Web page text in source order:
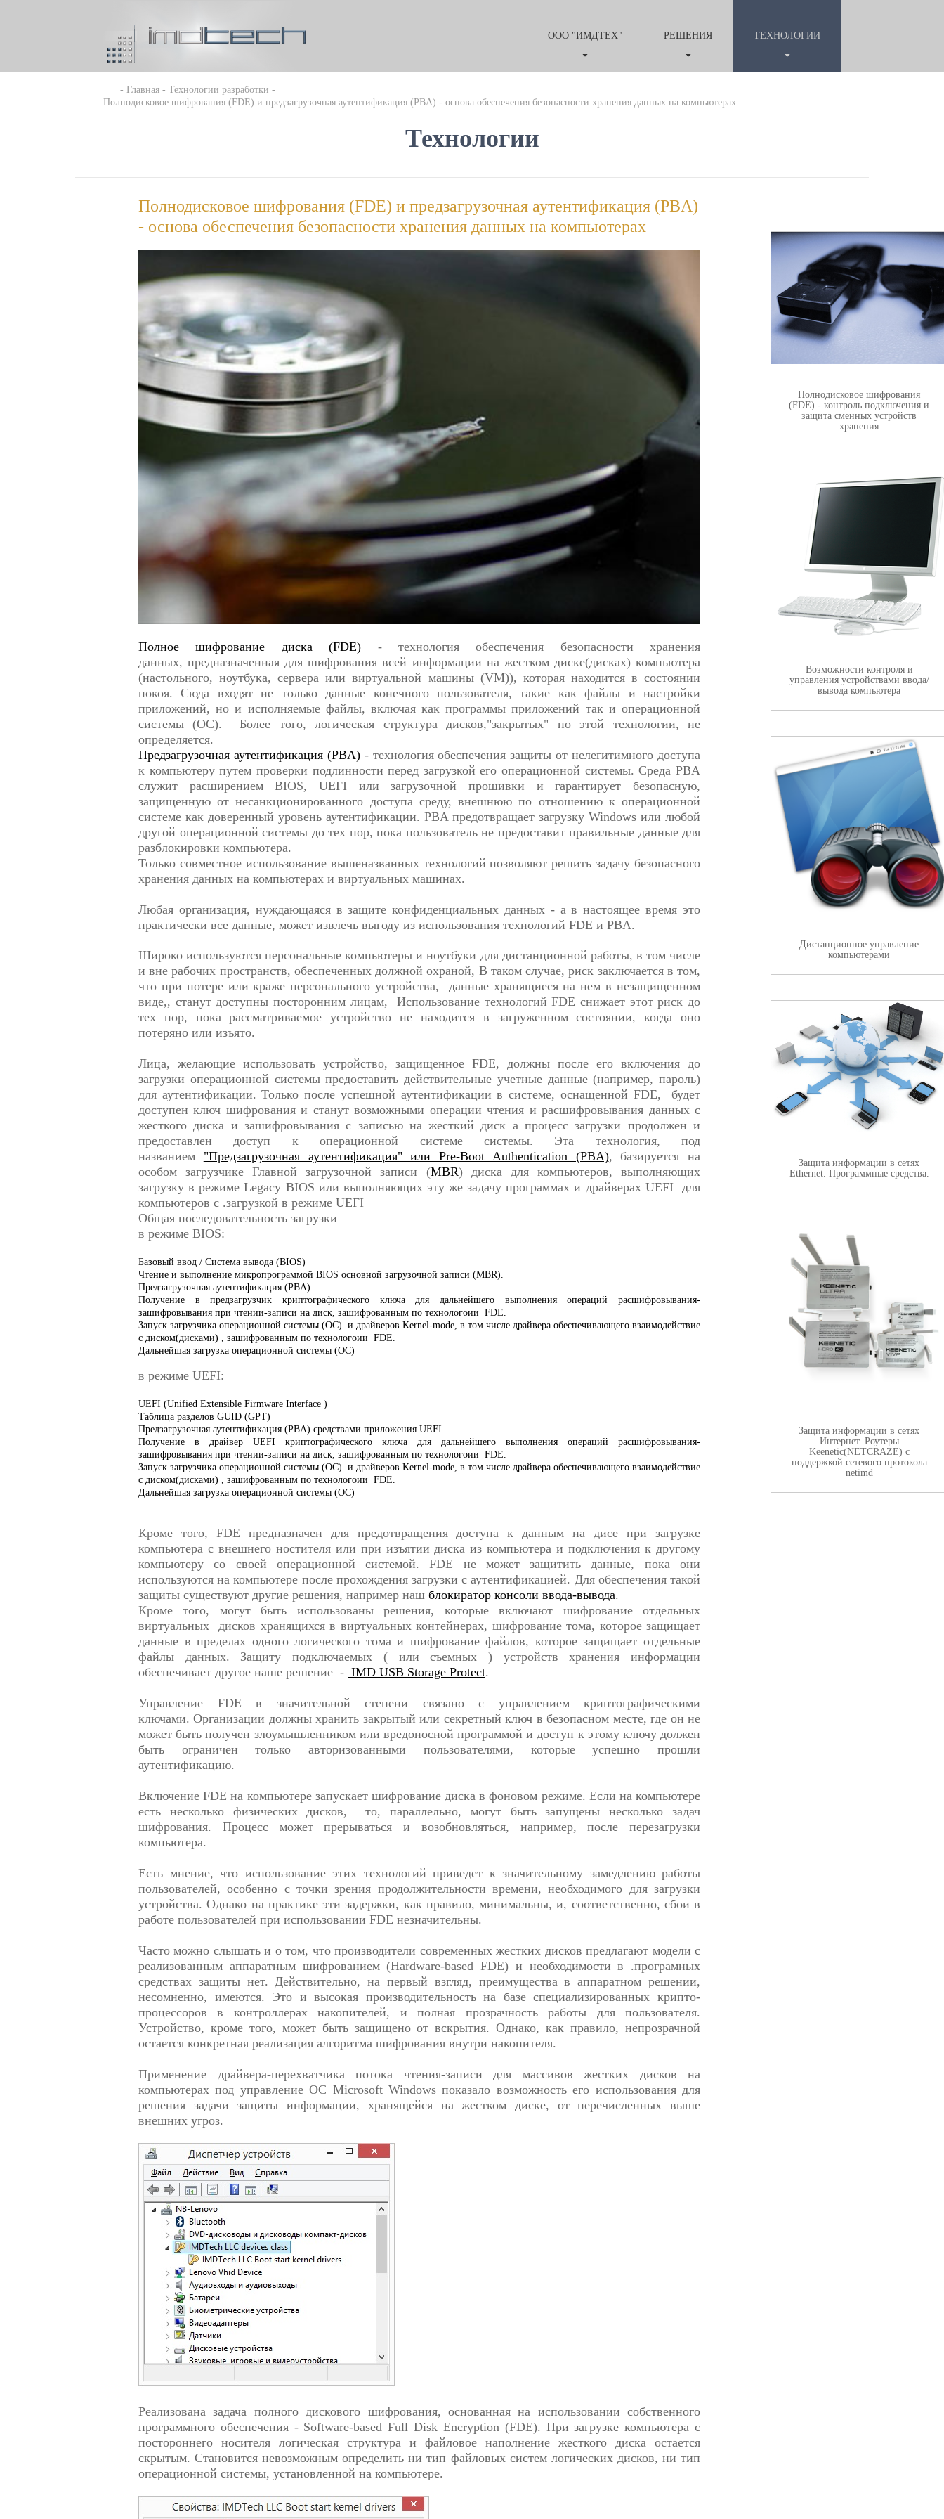
ООО "ИМДТЕХ" РЕШЕНИЯ ТЕХНОЛОГИИ
Главная
Технологии разработки
Полнодисковое шифрования (FDE) и предзагрузочная аутентификация (PBA) - основа обеспечения безопасности хранения данных на компьютерах
Технологии
Полнодисковое шифрования (FDE) и предзагрузочная аутентификация (PBA)
- основа обеспечения безопасности хранения данных на компьютерах
Полное шифрование диска (FDE) - технология обеспечения безопасности хранения
данных, предназначенная для шифрования всей информации на жестком диске(дисках) компьютера
(настольного, ноутбука, сервера или виртуальной машины (VM)), которая находится в состоянии
покоя. Сюда входят не только данные конечного пользователя, такие как файлы и настройки
приложений, но и исполняемые файлы, включая как программы приложений так и операционной
системы (ОС). Более того, логическая структура дисков,"закрытых" по этой технологии, не
определяется.
Предзагрузочная аутентификация (PBA)- технология обеспечения защиты от нелегитимного доступа
к компьютеру путем проверки подлинности перед загрузкой его операционной системы. Среда PBA
служит расширением BIOS, UEFI или загрузочной прошивки и гарантирует безопасную,
защищенную от несанкционированного доступа среду, внешнюю по отношению к операционной
системе как доверенный уровень аутентификации. PBA предотвращает загрузку Windows или любой
другой операционной системы до тех пор, пока пользователь не предоставит правильные данные для
разблокировки компьютера.
Только совместное использование вышеназванных технологий позволяют решить задачу безопасного
хранения данных на компьютерах и виртуальных машинах.
Любая организация, нуждающаяся в защите конфиденциальных данных - а в настоящее время это
практически все данные, может извлечь выгоду из использования технологий FDE и PBA.
Широко используются персональные компьютеры и ноутбуки для дистанционной работы, в том числе
и вне рабочих пространств, обеспеченных должной охраной, В таком случае, риск заключается в том,
что при потере или краже персонального устройства, данные хранящиеся на нем в незащищенном
виде,, станут доступны посторонним лицам, Использование технологий FDE снижает этот риск до
тех пор, пока рассматриваемое устройство не находится в загруженном состоянии, когда оно
потеряно или изъято.
Лица, желающие использовать устройство, защищенное FDE, должны после его включения до
загрузки операционной системы предоставить действительные учетные данные (например, пароль)
для аутентификации. Только после успешной аутентификации в системе, оснащенной FDE, будет
доступен ключ шифрования и станут возможными операции чтения и расшифровывания данных с
жесткого диска и зашифровывания с записью на жесткий диск а процесс загрузки продолжен и
предоставлен доступ к операционной системе системы. Эта технология, под
названием "Предзагрузочная аутентификация" или Pre-Boot Authentication (PBA), базируется на
особом загрузчике Главной загрузочной записи (MBR) диска для компьютеров, выполняющих
загрузку в режиме Legacy BIOS или выполняющих эту же задачу программах и драйверах UEFI для
компьютеров с .загрузкой в режиме UEFI
Общая последовательность загрузки
в режиме BIOS:
Базовый ввод / Система вывода (BIOS)
Чтение и выполнение микропрограммой BIOS основной загрузочной записи (MBR).
Предзагрузочная аутентификация (PBA)
Получение в предзагрузчик криптографического ключа для дальнейшего выполнения операций расшифровывания-
зашифровывания при чтении-записи на диск, зашифрованным по технологоии FDE.
Запуск загрузчика операционной системы (ОС) и драйверов Kernel-mode, в том числе драйвера обеспечивающего взаимодействие
с диском(дисками) , зашифрованным по технологоии FDE.
Дальнейшая загрузка операционной системы (ОС)
в режиме UEFI:
UEFI (Unified Extensible Firmware Interface )
Таблица разделов GUID (GPT)
Предзагрузочная аутентификация (PBA) средствами приложения UEFI.
Получение в драйвер UEFI криптографического ключа для дальнейшего выполнения операций расшифровывания-
зашифровывания при чтении-записи на диск, зашифрованным по технологоии FDE.
Запуск загрузчика операционной системы (ОС) и драйверов Kernel-mode, в том числе драйвера обеспечивающего взаимодействие
с диском(дисками) , зашифрованным по технологоии FDE.
Дальнейшая загрузка операционной системы (ОС)
Кроме того, FDE предназначен для предотвращения доступа к данным на дисе при загрузке
компьютера с внешнего ностителя или при изъятии диска из компьютера и подключения к другому
компьютеру со своей операционной системой. FDE не может защитить данные, пока они
используются на компьютере после прохождения загрузки с аутентификацией. Для обеспечения такой
защиты существуют другие решения, например наш блокиратор консоли ввода-вывода.
Кроме того, могут быть использованы решения, которые включают шифрование отдельных
виртуальных дисков хранящихся в виртуальных контейнерах, шифрование тома, которое защищает
данные в пределах одного логического тома и шифрование файлов, которое защищает отдельные
файлы данных. Защиту подключаемых ( или съемных ) устройств хранения информации
обеспечивает другое наше решение - IMD USB Storage Protect.
Управление FDE в значительной степени связано с управлением криптографическими
ключами. Организации должны хранить закрытый или секретный ключ в безопасном месте, где он не
может быть получен злоумышленником или вредоносной программой и доступ к этому ключу должен
быть ограничен только авторизованными пользователями, которые успешно прошли
аутентификацию.
Включение FDE на компьютере запускает шифрование диска в фоновом режиме. Если на компьютере
есть несколько физических дисков, то, параллельно, могут быть запущены несколько задач
шифрования. Процесс может прерываться и возобновляться, например, после перезагрузки
компьютера.
Есть мнение, что использование этих технологий приведет к значительному замедлению работы
пользователей, особенно с точки зрения продолжительности времени, необходимого для загрузки
устройства. Однако на практике эти задержки, как правило, минимальны, и, соответственно, сбои в
работе пользователей при использовании FDE незначительны.
Часто можно слышать и о том, что производители современных жестких дисков предлагают модели с
реализованным аппаратным шифрованием (Hardware-based FDE) и необходимости в .програмных
средствах защиты нет. Действительно, на первый взгляд, преимущества в аппаратном решении,
несомненно, имеются. Это и высокая производительность на базе специализированных крипто-
процессоров в контроллерах накопителей, и полная прозрачность работы для пользователя.
Устройство, кроме того, может быть защищено от вскрытия. Однако, как правило, непрозрачной
остается конкретная реализация алгоритма шифрования внутри накопителя.
Применение драйвера-перехватчика потока чтения-записи для массивов жестких дисков на
компьютерах под управление ОС Microsoft Windows показало возможность его использования для
решения задачи защиты информации, хранящейся на жестком диске, от перечисленных выше
внешних угроз.
Реализована задача полного дискового шифрования, основанная на использовании собственного
программного обеспечения - Software-based Full Disk Encryption (FDE). При загрузке компьютера с
постороннего носителя логическая структура и файловое наполнение жесткого диска остается
скрытым. Становится невозможным определить ни тип файловых систем логических дисков, ни тип
операционной системы, установленной на компьютере.
Полнодисковое шифрования
(FDE) - контроль подключения и
защита сменных устройств
хранения
Возможности контроля и
управления устройствами ввода/
вывода компьютера
Дистанционное управление
компьютерами
Защита информации в сетях
Ethernet. Программные средства.
Защита информации в сетях
Интернет. Роутеры
Keenetic(NETCRAZE) с
поддержкой сетевого протокола
netimd